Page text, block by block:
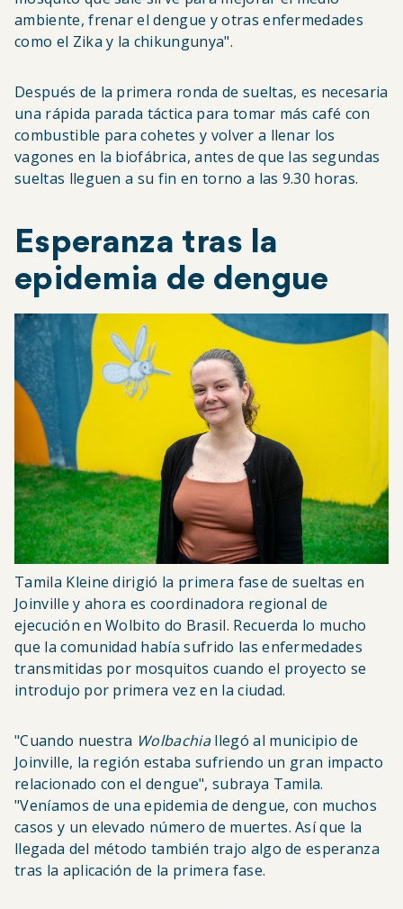
ambiente, frenar el dengue y otras enfermedades
como el Zika y la chikungunya".
Después de la primera ronda de sueltas, es necesaria
una rápida parada táctica para tomar más café con
combustible para cohetes y volver a llenar los
vagones en la biofábrica, antes de que las segundas
sueltas lleguen a su fin en torno a las 9.30 horas.
Esperanza tras la
epidemia de dengue
Tamila Kleine dirigió la primera fase de sueltas en
Joinville y ahora es coordinadora regional de
ejecución en Wolbito do Brasil. Recuerda lo mucho
que la comunidad había sufrido las enfermedades
transmitidas por mosquitos cuando el proyecto se
introdujo por primera vez en la ciudad.
"Cuando nuestra Wolbachiallegó al municipio de
Joinville, la región estaba sufriendo un gran impacto
relacionado con el dengue", subraya Tamila.
"Veníamos de una epidemia de dengue, con muchos
casos y un elevado número de muertes. Así que la
llegada del método también trajo algo de esperanza
tras la aplicación de la primera fase.